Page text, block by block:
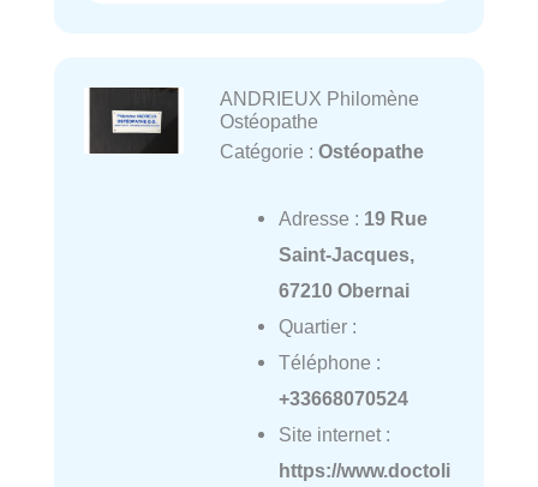
ANDRIEUX Philomène
Ostéopathe
Catégorie : Ostéopathe
Adresse : 19 Rue
Saint-Jacques,
67210 Obernai
Quartier :
Téléphone :
+33668070524
Site internet :
https://www.doctoli